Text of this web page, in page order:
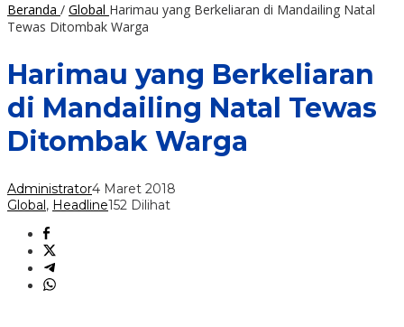
Beranda / Global Harimau yang Berkeliaran di Mandailing Natal
Tewas Ditombak Warga
Harimau yang Berkeliaran
di Mandailing Natal Tewas
Ditombak Warga
Administrator4 Maret 2018
Global, Headline152 Dilihat